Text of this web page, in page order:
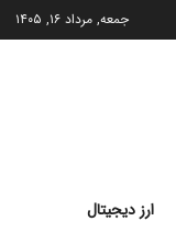
جمعه, مرداد ۱۶, ۱۴۰۵
ارز دیجیتال